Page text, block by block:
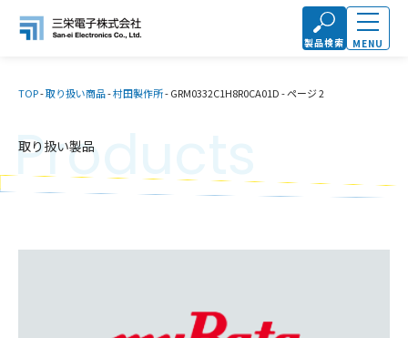
製品検索 MENU
TOP-取り扱い商品-村田製作所-GRM0332C1H8R0CA01D-ページ 2
取り扱い製品
Products